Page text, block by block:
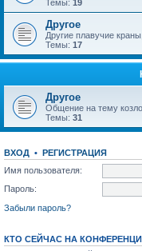
Темы: 19
Другое
Другие плавучие
Темы: 17
Другое
Общение на тему
Темы: 31
ВХОД • РЕГИСТРАЦИЯ
Имя пользователя:
Пароль:
Забыли пароль?
КТО СЕЙЧАС НА